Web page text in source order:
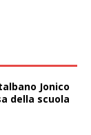
Jonico
della scuola